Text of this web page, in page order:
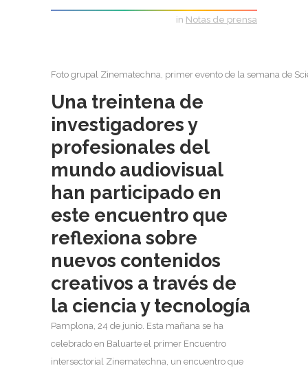
in Notas de prensa
Foto grupal Zinematechna, primer evento de la semana de
Una treintena de
investigadores y
profesionales del
mundo audiovisual
han participado en
este encuentro que
reflexiona sobre
nuevos contenidos
creativos a través de
la ciencia y tecnología
Pamplona, 24 de junio. Esta mañana se ha
celebrado en Baluarte el primer Encuentro
intersectorial Zinematechna, un encuentro que